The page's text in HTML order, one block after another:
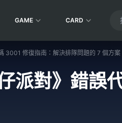
GAME CARD
3001 修復指南：解決排隊問題的 7 個方案
派對》錯誤